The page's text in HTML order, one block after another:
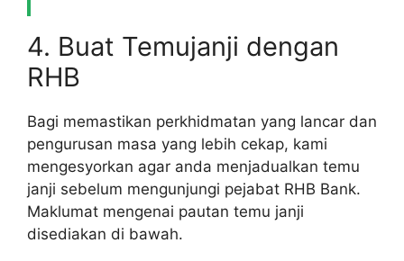
4. Buat Temujanji dengan
RHB
Bagi memastikan perkhidmatan yang lancar dan
pengurusan masa yang lebih cekap, kami
mengesyorkan agar anda menjadualkan temu
janji sebelum mengunjungi pejabat RHB Bank.
Maklumat mengenai pautan temu janji
disediakan di bawah.